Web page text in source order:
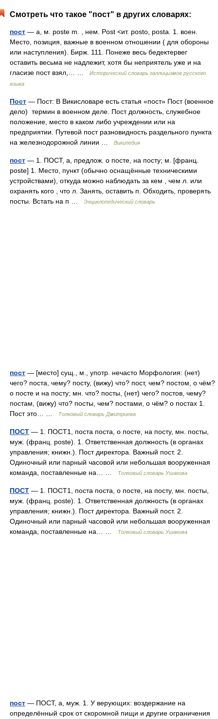
Смотреть что такое "пост" в других словарях:
пост — а, м. poste m. , нем. Post <ит. posto, posta. 1. воен.
Место, позиция, важные в военном отношении ( для обороны
или наступления). Бирж. 111. Понеже весь бедектервег
оставить весьма не надлежит, хотя бы неприятель уже и на
гласизе пост взял,… …
Исторический словарь галлицизмов русского
языка
Пост — Пост: В Викисловаре есть статья «пост» Пост (военное
дело) термин в военном деле. Пост должность, служебное
положение, место в каком либо учреждении или на
предприятии. Путевой пост разновидность раздельного пункта
на железнодорожной линии …
Википедия
пост — 1. ПОСТ, а, предлож. о посте, на посту; м. [франц.
poste] 1. Место, пункт (обычно оснащённые техническими
устройствами), откуда можно наблюдать за кем , чем л. или
охранять кого , что л. Занять, оставить п. Обходить, проверять
посты. Встать на п …
Энциклопедический словарь
пост — [место] сущ., м., употр. нечасто Морфология: (нет)
чего? поста, чему? посту, (вижу) что? пост, чем? постом, о чём?
о посте и на посту; мн. что? посты, (нет) чего? постов, чему?
постам, (вижу) что? посты, чем? постами, о чём? о постах 1.
Пост это… …
Толковый словарь Дмитриева
ПОСТ — 1. ПОСТ1, поста поста, о посте, на посту, мн. посты,
муж. (франц. poste). 1. Ответственная должность (в органах
управления; книжн.). Пост директора. Важный пост. 2.
Одиночный или парный часовой или небольшая вооруженная
команда, поставленные на… …
Толковый словарь Ушакова
ПОСТ — 1. ПОСТ1, поста поста, о посте, на посту, мн. посты,
муж. (франц. poste). 1. Ответственная должность (в органах
управления; книжн.). Пост директора. Важный пост. 2.
Одиночный или парный часовой или небольшая вооруженная
команда, поставленные на… …
Толковый словарь Ушакова
пост — ПОСТ, а, муж. 1. У верующих: воздержание на
определённый срок от скоромной пищи и другие ограничения